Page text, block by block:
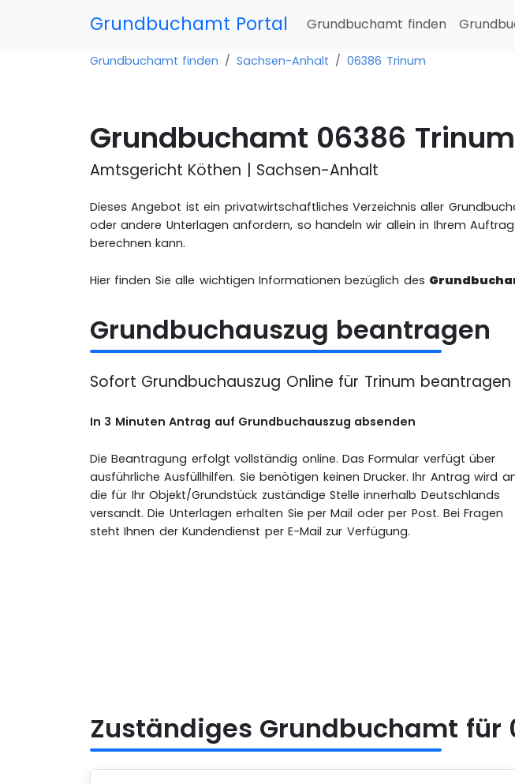
Grundbuchamt Portal Grundbuchamt finden
Grundbuchamt finden Sachsen-Anhalt 06386 Trinum
Grundbuchamt 06386 Trinum
Amtsgericht Köthen | Sachsen-Anhalt
Dieses Angebot ist ein privatwirtschaftliches Verzeichnis aller
oder andere Unterlagen anfordern, so handeln wir allein in Ihrem
berechnen kann.
Hier finden Sie alle wichtigen Informationen bezüglich des
Grundbuchauszug beantragen
Sofort Grundbuchauszug Online für Trinum beantragen
In 3 Minuten Antrag auf Grundbuchauszug absenden
Die Beantragung erfolgt vollständig online. Das Formular verfügt über
ausführliche Ausfüllhilfen. Sie benötigen keinen Drucker. Ihr Antrag wird
die für Ihr Objekt/Grundstück zuständige Stelle innerhalb Deutschlands
versandt. Die Unterlagen erhalten Sie per Mail oder per Post. Bei Fragen
steht Ihnen der Kundendienst per E-Mail zur Verfügung.
Zuständiges Grundbuchamt für